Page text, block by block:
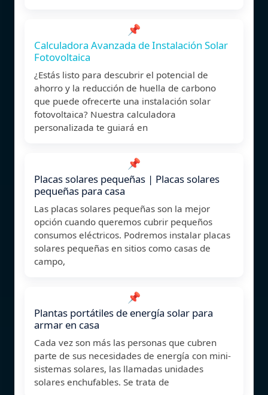
📌
Calculadora Avanzada de Instalación Solar
Fotovoltaica
¿Estás listo para descubrir el potencial de
ahorro y la reducción de huella de carbono
que puede ofrecerte una instalación solar
fotovoltaica? Nuestra calculadora
personalizada te guiará en
📌
Placas solares pequeñas | Placas solares
pequeñas para casa
Las placas solares pequeñas son la mejor
opción cuando queremos cubrir pequeños
consumos eléctricos. Podremos instalar placas
solares pequeñas en sitios como casas de
campo,
📌
Plantas portátiles de energía solar para
armar en casa
Cada vez son más las personas que cubren
parte de sus necesidades de energía con mini-
sistemas solares, las llamadas unidades
solares enchufables. Se trata de